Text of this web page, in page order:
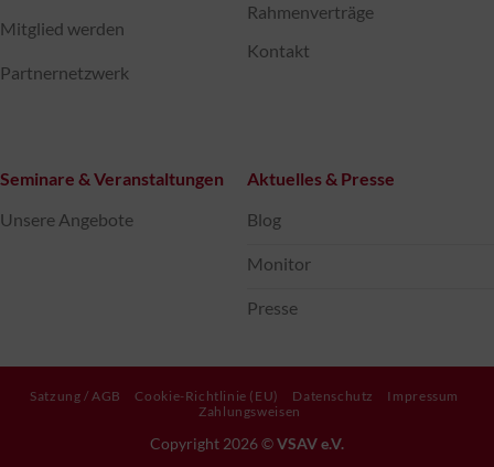
Mitglied werden
Partnernetzwerk
Rahmenverträge
Kontakt
Seminare & Veranstaltungen
Unsere Angebote
Aktuelles & Presse
Blog
Monitor
Presse
Satzung / AGB Cookie-Richtlinie (EU) Datenschutz
Impressum
Zahlungsweisen
Copyright 2026 ©VSAV e.V.